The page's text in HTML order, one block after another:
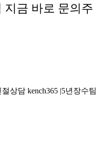
지금 바로 문의주
상담 kench365 |5년장수팀